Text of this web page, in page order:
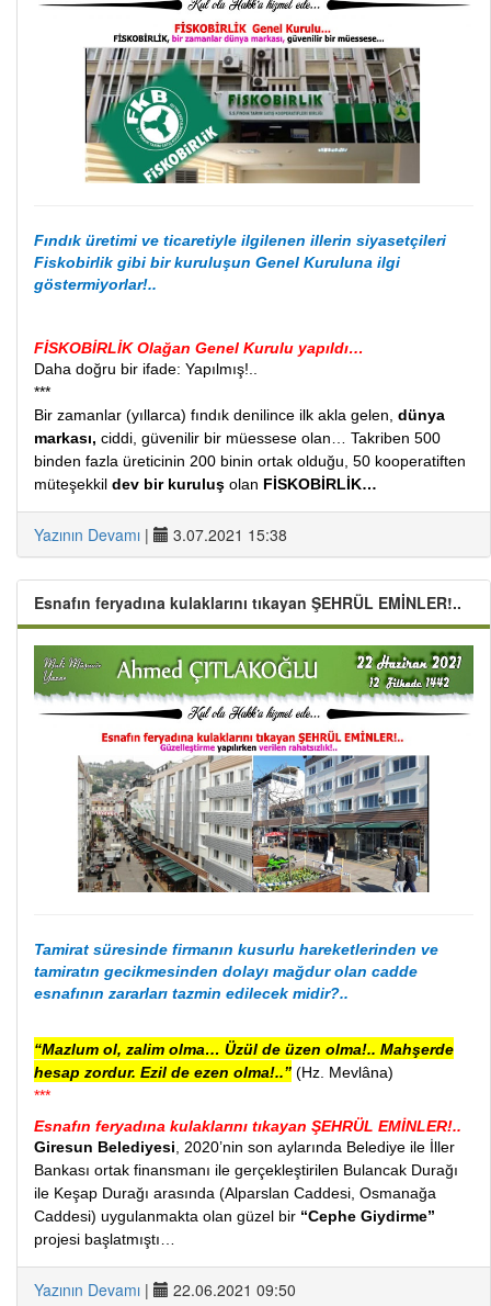
Fındık üretimi ve ticaretiyle ilgilenen illerin siyasetçileri
Fiskobirlik gibi bir kuruluşun Genel Kuruluna ilgi
göstermiyorlar!..
FİSKOBİRLİK Olağan Genel Kurulu yapıldı…
Daha doğru bir ifade: Yapılmış!..
***
Bir zamanlar (yıllarca) fındık denilince ilk akla gelen, dünya
markası, ciddi, güvenilir bir müessese olan… Takriben 500
binden fazla üreticinin 200 binin ortak olduğu, 50 kooperatiften
müteşekkil dev bir kuruluş olan FİSKOBİRLİK…
Yazının Devamı | 3.07.2021 15:38
Esnafın feryadına kulaklarını tıkayan ŞEHRÜL EMİNLER!..
Tamirat süresinde firmanın kusurlu hareketlerinden ve
tamiratın gecikmesinden dolayı mağdur olan cadde
esnafının zararları tazmin edilecek midir?..
“Mazlum ol, zalim olma… Üzül de üzen olma!.. Mahşerde
hesap zordur. Ezil de ezen olma!..” (Hz. Mevlâna)
***
Esnafın feryadına kulaklarını tıkayan ŞEHRÜL EMİNLER!..
Giresun Belediyesi , 2020’nin son aylarında Belediye ile İller
Bankası ortak finansmanı ile gerçekleştirilen Bulancak Durağı
ile Keşap Durağı arasında (Alparslan Caddesi, Osmanağa
Caddesi) uygulanmakta olan güzel bir “Cephe Giydirme”
projesi başlatmıştı…
Yazının Devamı | 22.06.2021 09:50